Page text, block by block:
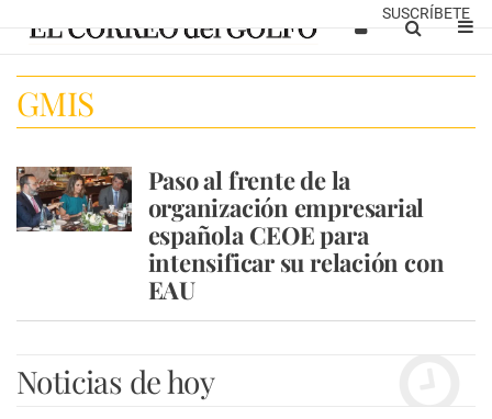
SUSCRÍBETE
GMIS
Paso al frente de la
organización empresarial
española CEOE para
intensificar su relación con
EAU
Noticias de hoy